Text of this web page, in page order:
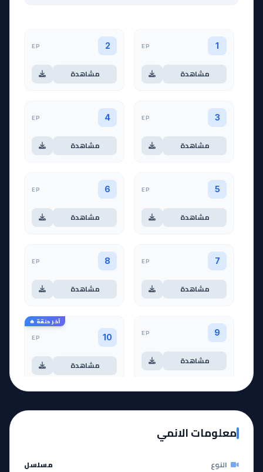
1
EP
مشاهدة
2
EP
مشاهدة
3
EP
مشاهدة
4
EP
مشاهدة
5
EP
مشاهدة
6
EP
مشاهدة
7
EP
مشاهدة
8
EP
مشاهدة
9
EP
مشاهدة
آخر حلقة 🔥
10
EP
مشاهدة
معلومات الانمي
النوع مسلسل